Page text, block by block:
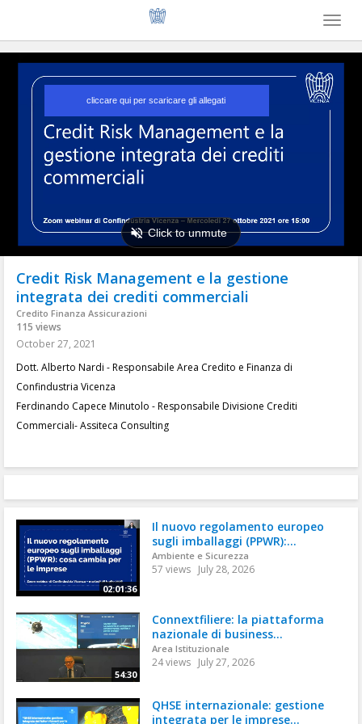
Toggle
Credit Risk Management e la gestione
integrata dei crediti commerciali
Credito Finanza Assicurazioni
115 views
October 27, 2021
Dott. Alberto Nardi - Responsabile Area Credito e Finanza di
Confindustria Vicenza
Ferdinando Capece Minutolo - Responsabile Divisione Crediti
Commerciali- Assiteca Consulting
02:01:36
Il nuovo regolamento europeo
sugli imballaggi (PPWR):...
Ambiente e Sicurezza
57 views July 28, 2026
54:30
Connextfiliere: la piattaforma
nazionale di business...
Area Istituzionale
24 views July 27, 2026
QHSE internazionale: gestione
integrata per le imprese...